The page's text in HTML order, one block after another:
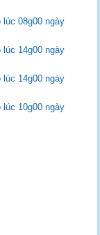
08g00 ngày
14g00 ngày
14g00 ngày
10g00 ngày